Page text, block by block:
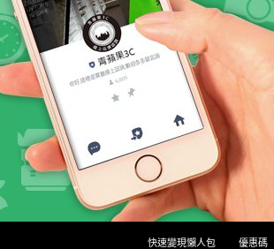
快速變現懶人包 優惠碼